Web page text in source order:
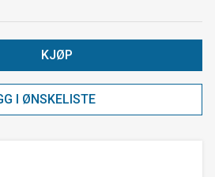
KJØP
I ØNSKELISTE